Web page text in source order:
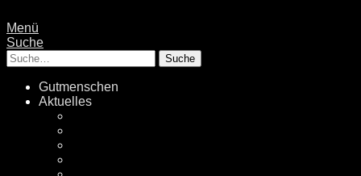
Menü
Suche
Suche
Gutmenschen
Aktuelles